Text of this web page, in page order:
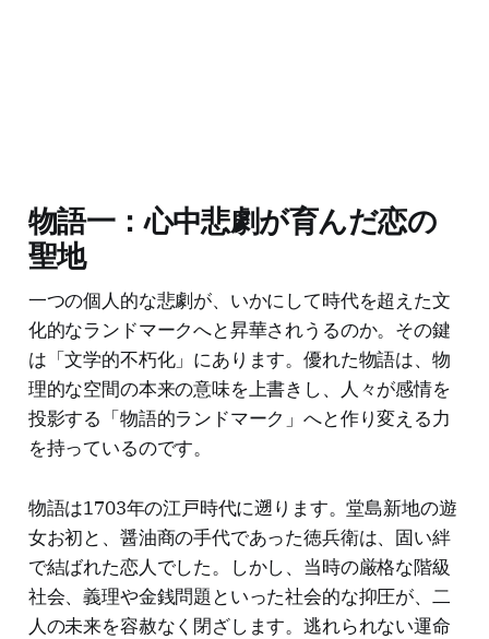
物語一：心中悲劇が育んだ恋の
聖地
一つの個人的な悲劇が、いかにして時代を超えた文
化的なランドマークへと昇華されうるのか。その鍵
は「文学的不朽化」にあります。優れた物語は、物
理的な空間の本来の意味を上書きし、人々が感情を
投影する「物語的ランドマーク」へと作り変える力
を持っているのです。
物語は1703年の江戸時代に遡ります。堂島新地の遊
女お初と、醤油商の手代であった徳兵衛は、固い絆
で結ばれた恋人でした。しかし、当時の厳格な階級
社会、義理や金銭問題といった社会的な抑圧が、二
人の未来を容赦なく閉ざします。逃れられない運命